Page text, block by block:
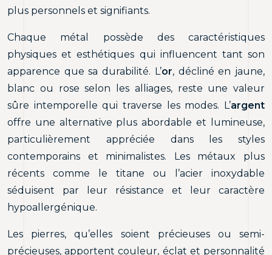
plus personnels et signifiants.
Chaque métal possède des caractéristiques
physiques et esthétiques qui influencent tant son
apparence que sa durabilité. L’or, décliné en jaune,
blanc ou rose selon les alliages, reste une valeur
sûre intemporelle qui traverse les modes. L’argent
offre une alternative plus abordable et lumineuse,
particulièrement appréciée dans les styles
contemporains et minimalistes. Les métaux plus
récents comme le titane ou l’acier inoxydable
séduisent par leur résistance et leur caractère
hypoallergénique.
Les pierres, qu’elles soient précieuses ou semi-
précieuses, apportent couleur, éclat et personnalité